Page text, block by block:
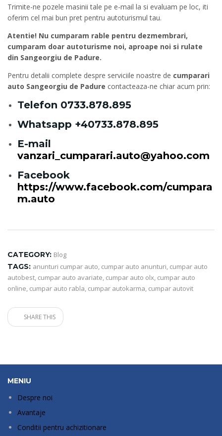
Trimite-ne pozele masinii tale pe e-mail la si evaluam pe loc, iti
oferim cel mai bun pret pentru autoturismul tau.
Atentie! Nu cumparam rable pentru dezmembrari,
cumparam doar autoturisme noi, aproape noi si rulate
din Sangeorgiu de Padure.
Pentru detalii complete despre serviciile noastre de cumparari
auto Sangeorgiu de Padure contacteaza-ne chiar acum prin:
Telefon 0733.878.895
Whatsapp +40733.878.895
E-mail
vanzari_cumparari.auto@yahoo.com
Facebook
https://www.facebook.com/cumpara
m.auto
CATEGORY: Blog
TAGS: anunturi cumpar auto, cumpar auto anunturi, cumpar auto
autobest, cumpar auto avariate, cumpar auto olx, cumpar auto
online, cumpar auto rabla, cumpar autokarma, cumpar autovit
SHARE THIS
MENIU
Despre noi
Avantaje
Conditii pentru achizitionare